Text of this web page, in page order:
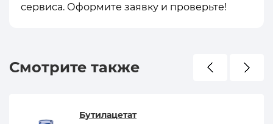
сервиса. Оформите заявку и проверьте!
Смотрите также
Бутилацетат